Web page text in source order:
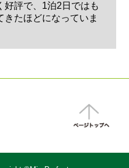
好評で、1泊2日ではも
きたほどになっていま